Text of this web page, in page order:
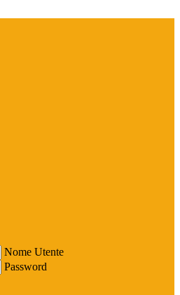
Nome Utente
Password